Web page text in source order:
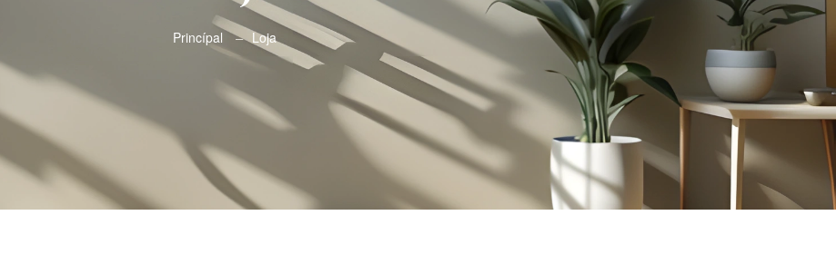
Princípal Loja